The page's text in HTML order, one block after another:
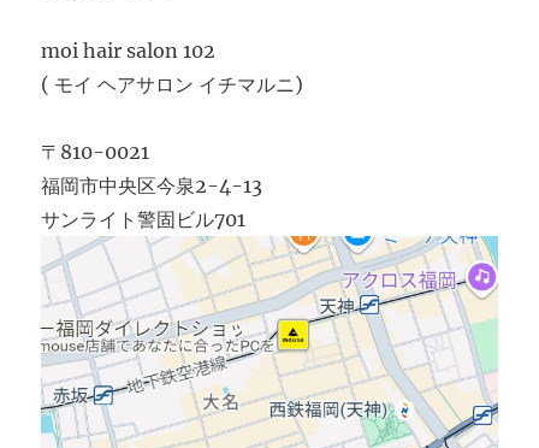
moi hair salon 102
( モイ ヘアサロン イチマルニ)
〒810-0021
福岡市中央区今泉2-4-13
サンライト警固ビル701